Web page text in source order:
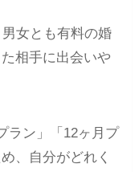
女とも有料の婚
相手に出会いや
ラン」「12ヶ月プ
、自分がどれく